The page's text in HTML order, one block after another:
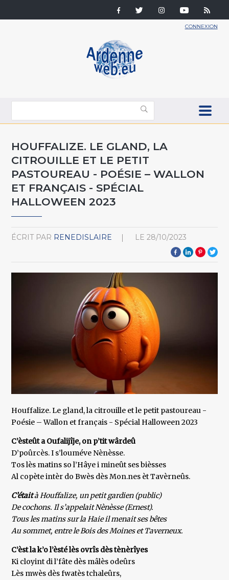
CONNEXION
HOUFFALIZE. LE GLAND, LA
CITROUILLE ET LE PETIT
PASTOUREAU - POÉSIE – WALLON
ET FRANÇAIS - SPÉCIAL
HALLOWEEN 2023
ÉCRIT PAR RENEDISLAIRE LE 28/10/2023
Houffalize. Le gland, la citrouille et le petit pastoureau -
Poésie – Wallon et français - Spécial Halloween 2023
C’èsteût a Oufalijîje, on p’tit wârdeû
D’poûrcès. I s’louméve Nènèsse.
Tos lès matins so l’Hâye i mineût ses bièsses
Al copète intèr do Bwès dès Mon.nes èt Tavèrneûs.
C’étaità Houffalize, un petit gardien (public)
De cochons. Il s’appelait Nènèsse (Ernest).
Tous les matins sur la Haie il menait ses bêtes
Au sommet, entre le Bois des Moines et Taverneux.
C’èst la k’o l’èsté lès ovrîs dès tènèrîyes
Ki cloyint di l’fâte dès mâlès odeûrs
Lès mwès dès fwatès tchaleûrs,